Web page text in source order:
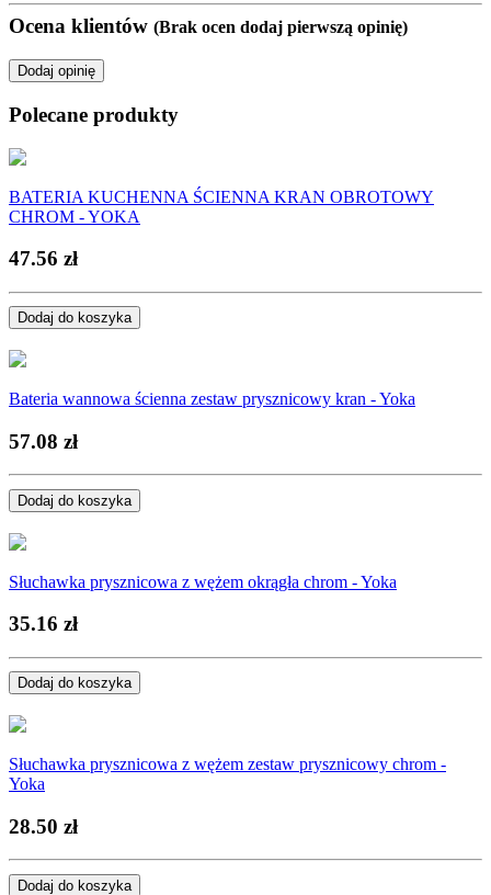
Ocena klientów (Brak ocen dodaj pierwszą opinię)
Dodaj opinię
Polecane produkty
BATERIA KUCHENNA ŚCIENNA KRAN OBROTOWY
CHROM - YOKA
47.56 zł
Dodaj do koszyka
Bateria wannowa ścienna zestaw prysznicowy kran - Yoka
57.08 zł
Dodaj do koszyka
Słuchawka prysznicowa z wężem okrągła chrom - Yoka
35.16 zł
Dodaj do koszyka
Słuchawka prysznicowa z wężem zestaw prysznicowy chrom -
Yoka
28.50 zł
Dodaj do koszyka